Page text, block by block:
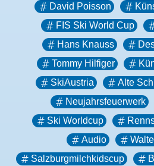
David Poisson
FIS Ski World Cup
Hans Knauss
Tommy Hilfiger
SkiAustria
Alte
Neujahrsfeuerwerk
Ski Worldcup
Audio
Salzburgmilchkidscup